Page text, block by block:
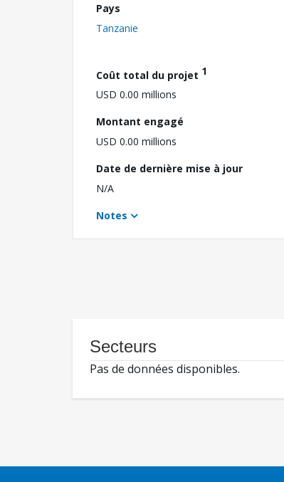
Pays
Tanzanie
Coût total du projet 1
USD 0.00 millions
Montant engagé
USD 0.00 millions
Date de dernière mise à jour
N/A
Notes
Secteurs
Pas de données disponibles.